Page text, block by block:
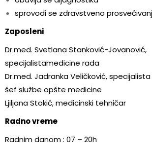
sprovodi se zdravstveno
Zaposleni
Dr.med. Svetlana Stanković-Jovanović,
specijalistamedicine rada
Dr.med. Jadranka Veličković,
šef službe opšte medicine
Ljiljana Stokić, medicinski tehničar
Radno vreme
Radnim danom : 07 – 20h